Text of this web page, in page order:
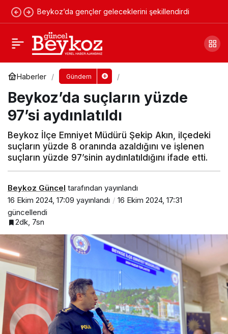
Beykoz’da gençler geleceklerini şekillendirdi
Haberler Gündem
Beykoz’da suçların yüzde
97’si aydınlatıldı
Beykoz İlçe Emniyet Müdürü Şekip Akın, ilçedeki
suçların yüzde 8 oranında azaldığını ve işlenen
suçların yüzde 97’sinin aydınlatıldığını ifade etti.
Beykoz Güncel tarafından yayınlandı
16 Ekim 2024, 17:09 yayınlandı
16 Ekim 2024, 17:31
güncellendi
2dk, 7sn
Beykoz’dan geçecek demiryolu projesi
başlıyor!
Yorum Yap Paylaş